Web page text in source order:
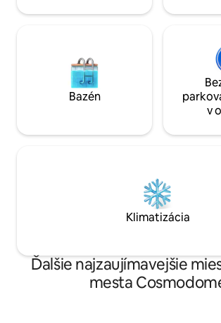
Bazén
v
Klimatizácia
Ďalšie najzaujímavejšie
mesta